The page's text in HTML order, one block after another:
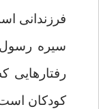
فرزندانی
سیره رسول
رفتارهایی
کودکان